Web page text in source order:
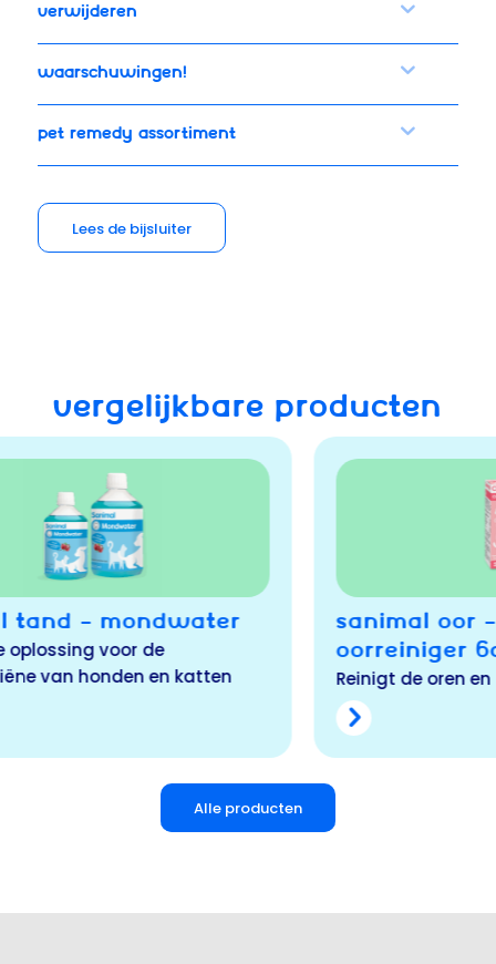
Verwijderen
Waarschuwingen!
Pet Remedy assortiment
Lees de bijsluiter
VERGELIJKBARE PRODUCTEN
SANIMAL OOR – CLEAN EAR
OORREINIGER 60 ML
Reinigt de oren en houdt ze gezond.
Alle producten